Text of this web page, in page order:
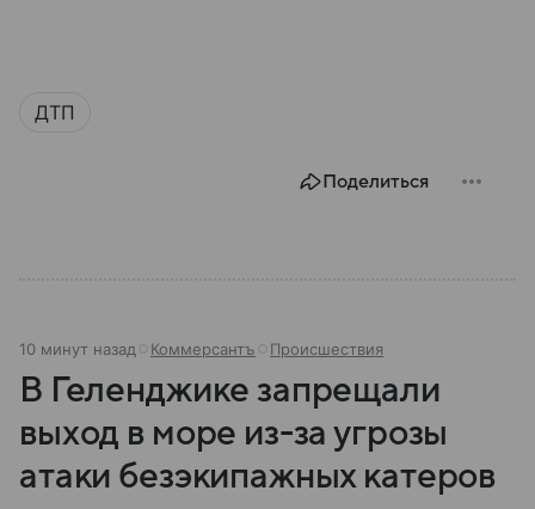
ДТП
Поделиться
10 минут назад Коммерсантъ Происшествия
В Геленджике запрещали
выход в море из-за угрозы
атаки безэкипажных катеров